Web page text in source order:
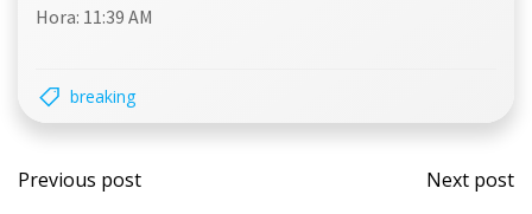
Hora: 11:39 AM
breaking
Navegación
Previous post Next post